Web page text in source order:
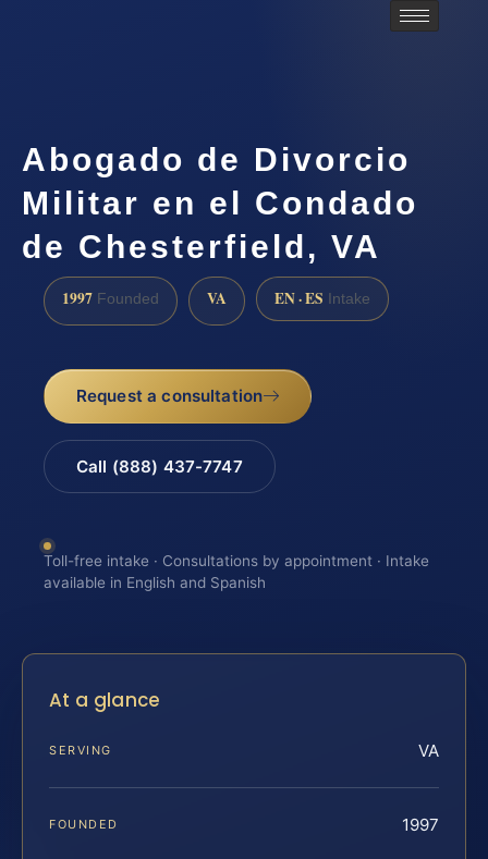
Abogado de Divorcio
Militar en el Condado
de Chesterfield, VA
1997 Founded VA EN · ES Intake
Request a consultation
Call (888) 437-7747
Toll-free intake · Consultations by appointment · Intake
available in English and Spanish
At a glance
SERVING VA
FOUNDED 1997